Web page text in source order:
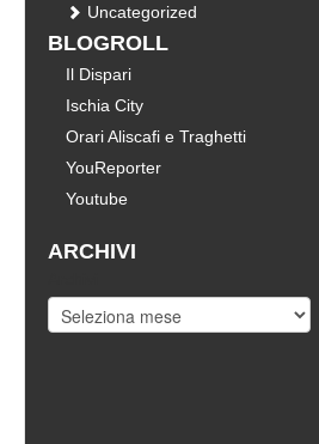
Uncategorized
BLOGROLL
Il Dispari
Ischia City
Orari Aliscafi e Traghetti
YouReporter
Youtube
ARCHIVI